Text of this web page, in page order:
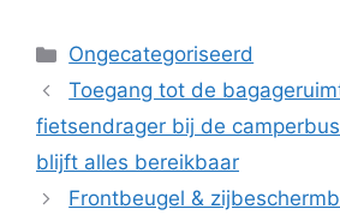
Ongecategoriseerd
Toegang tot de
fietsendrager bij de
blijft alles bereikbaar
Frontbeugel &